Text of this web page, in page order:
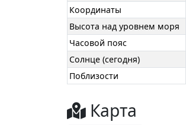
Координаты
Высота над уровнем моря
Часовой пояс
Солнце (сегодня)
Поблизости
Карта